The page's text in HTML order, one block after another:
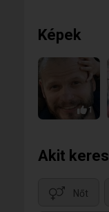
Képek
1
Akit keres
Nőt